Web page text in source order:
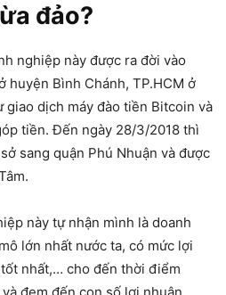
đảo?
nghiệp này được ra đời vào
huyện Bình Chánh, TP.HCM ở
giao dịch máy đào tiền Bitcoin và
tiền. Đến ngày 28/3/2018 thì
sang quận Phú Nhuận và được
này tự nhận mình là doanh
lớn nhất nước ta, có mức lợi
nhất,… cho đến thời điểm